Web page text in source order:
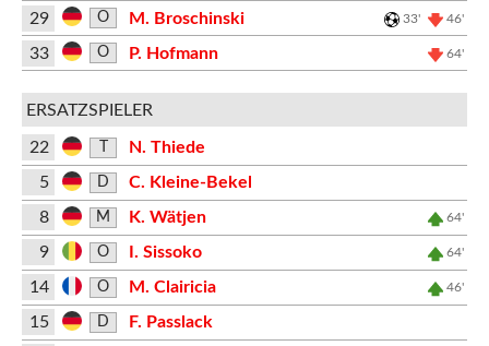
29
O M. Broschinski 33' 46'
33 O P. Hofmann 64'
ERSATZSPIELER
22
N. Thiede
5
D
C. Kleine-Bekel
8
M K. Wätjen 64'
9 O I. Sissoko 64'
14 O M. Clairicia 46'
15 D F. Passlack